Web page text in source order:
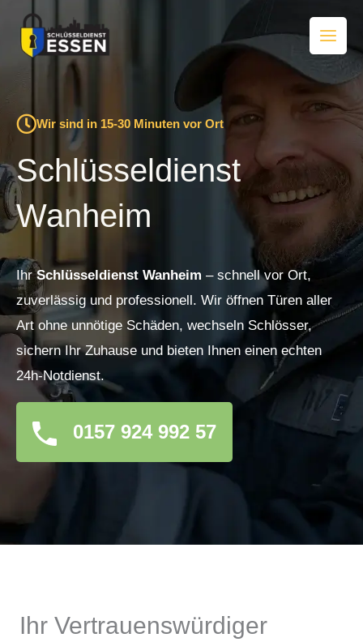
Inhalt
springen
Wir sind in 15-30 Minuten vor Ort
Schlüsseldienst
Wanheim
IhrSchlüsseldienst Wanheim – schnell vor Ort,
zuverlässig und professionell. Wir öffnen Türen aller
Art ohne unnötige Schäden, wechseln Schlösser,
sichern Ihr Zuhause und bieten Ihnen einen echten
24h-Notdienst.
0157 924 992 57
Ihr Vertrauenswürdiger